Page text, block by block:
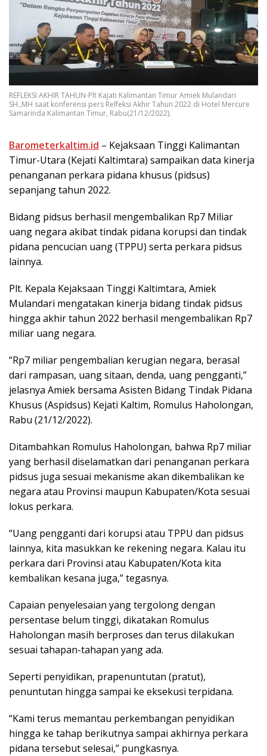
REFLEKSI AKHIR TAHUN-Plt Kajati Kalimantan Timur Amiek Mulandari
SH.,MH saat konferensi pers Relfeksi Akhir Tahun 2022 di Hotel Mercure
Samarinda Kalimantan Timur, Rabu(21/12/2022).
Barometerkaltim.id – Kejaksaan Tinggi Kalimantan
Timur-Utara (Kejati Kaltimtara) sampaikan data kinerja
penanganan perkara pidana khusus (pidsus)
sepanjang tahun 2022.
Bidang pidsus berhasil mengembalikan Rp7 Miliar
uang negara akibat tindak pidana korupsi dan tindak
pidana pencucian uang (TPPU) serta perkara pidsus
lainnya.
Plt. Kepala Kejaksaan Tinggi Kaltimtara, Amiek
Mulandari mengatakan kinerja bidang tindak pidsus
hingga akhir tahun 2022 berhasil mengembalikan Rp7
miliar uang negara.
“Rp7 miliar pengembalian kerugian negara, berasal
dari rampasan, uang sitaan, denda, uang pengganti,”
jelasnya Amiek bersama Asisten Bidang Tindak Pidana
Khusus (Aspidsus) Kejati Kaltim, Romulus Haholongan,
Rabu (21/12/2022).
Ditambahkan Romulus Haholongan, bahwa Rp7 miliar
yang berhasil diselamatkan dari penanganan perkara
pidsus juga sesuai mekanisme akan dikembalikan ke
negara atau Provinsi maupun Kabupaten/Kota sesuai
lokus perkara.
“Uang pengganti dari korupsi atau TPPU dan pidsus
lainnya, kita masukkan ke rekening negara. Kalau itu
perkara dari Provinsi atau Kabupaten/Kota kita
kembalikan kesana juga,” tegasnya.
Capaian penyelesaian yang tergolong dengan
persentase belum tinggi, dikatakan Romulus
Haholongan masih berproses dan terus dilakukan
sesuai tahapan-tahapan yang ada.
Seperti penyidikan, prapenuntutan (pratut),
penuntutan hingga sampai ke eksekusi terpidana.
“Kami terus memantau perkembangan penyidikan
hingga ke tahap berikutnya sampai akhirnya perkara
pidana tersebut selesai,” pungkasnya.